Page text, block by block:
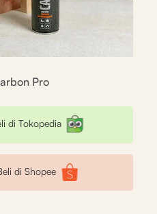
Pro
di Tokopedia
di Shopee